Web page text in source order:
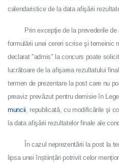
calendaristice de la data afişării
Prin excepţie de la prevederile de
formulării unei cereri scrise şi temeinic
declarat "admis" la concurs poate
lucrătoare de la afişarea rezultatului
termen de prezentare la post care nu
preaviz prevăzut pentru demisie în
muncii, republicată, cu modificările şi
la data afişării rezultatelor finale ale
În cazul neprezentării la post la
lipsa unei înștiințări potrivit celor